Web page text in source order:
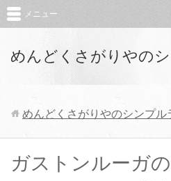
めんどくさがりやの
メニュー
めんどくさがりやのシンプル
ガストンルーガ